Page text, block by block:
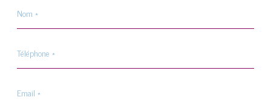
*
*
*